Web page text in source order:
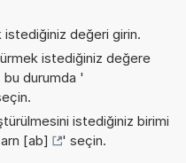
istediğiniz değeri girin.
istediğiniz değere
durumda '
istediğiniz birimi
[ab] ' seçin.